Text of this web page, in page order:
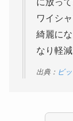
ワイシ
綺麗に
なり軽
出典： ビ